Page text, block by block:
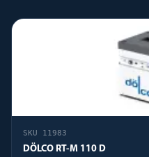
SKU 11983
DÖLCO RT-M 110 D